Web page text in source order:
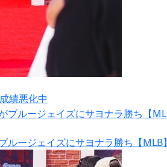
績悪化中
ルージェイズにサヨナラ勝ち【MLB】